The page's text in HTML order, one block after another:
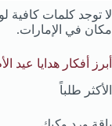
لا توجد كلمات كافية
مكان في الإمارات.
أبرز أفكار هدايا عيد
الأكثر طلباً